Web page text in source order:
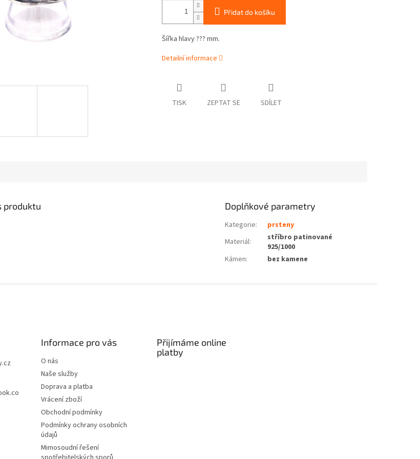
Přidat do košíku
Šířka hlavy ??? mm.
Detailní informace
TISK ZEPTAT SE SDÍLET
produktu Doplňkové parametry
Kategorie:
prsteny
Materiál:
stříbro patinované
925/1000
Kámen: bez kamene
Informace pro vás
O nás
Naše služby
Doprava a platba
Vrácení zboží
Obchodní podmínky
Podmínky ochrany osobních
údajů
Mimosoudní řešení
Přijímáme online
platby